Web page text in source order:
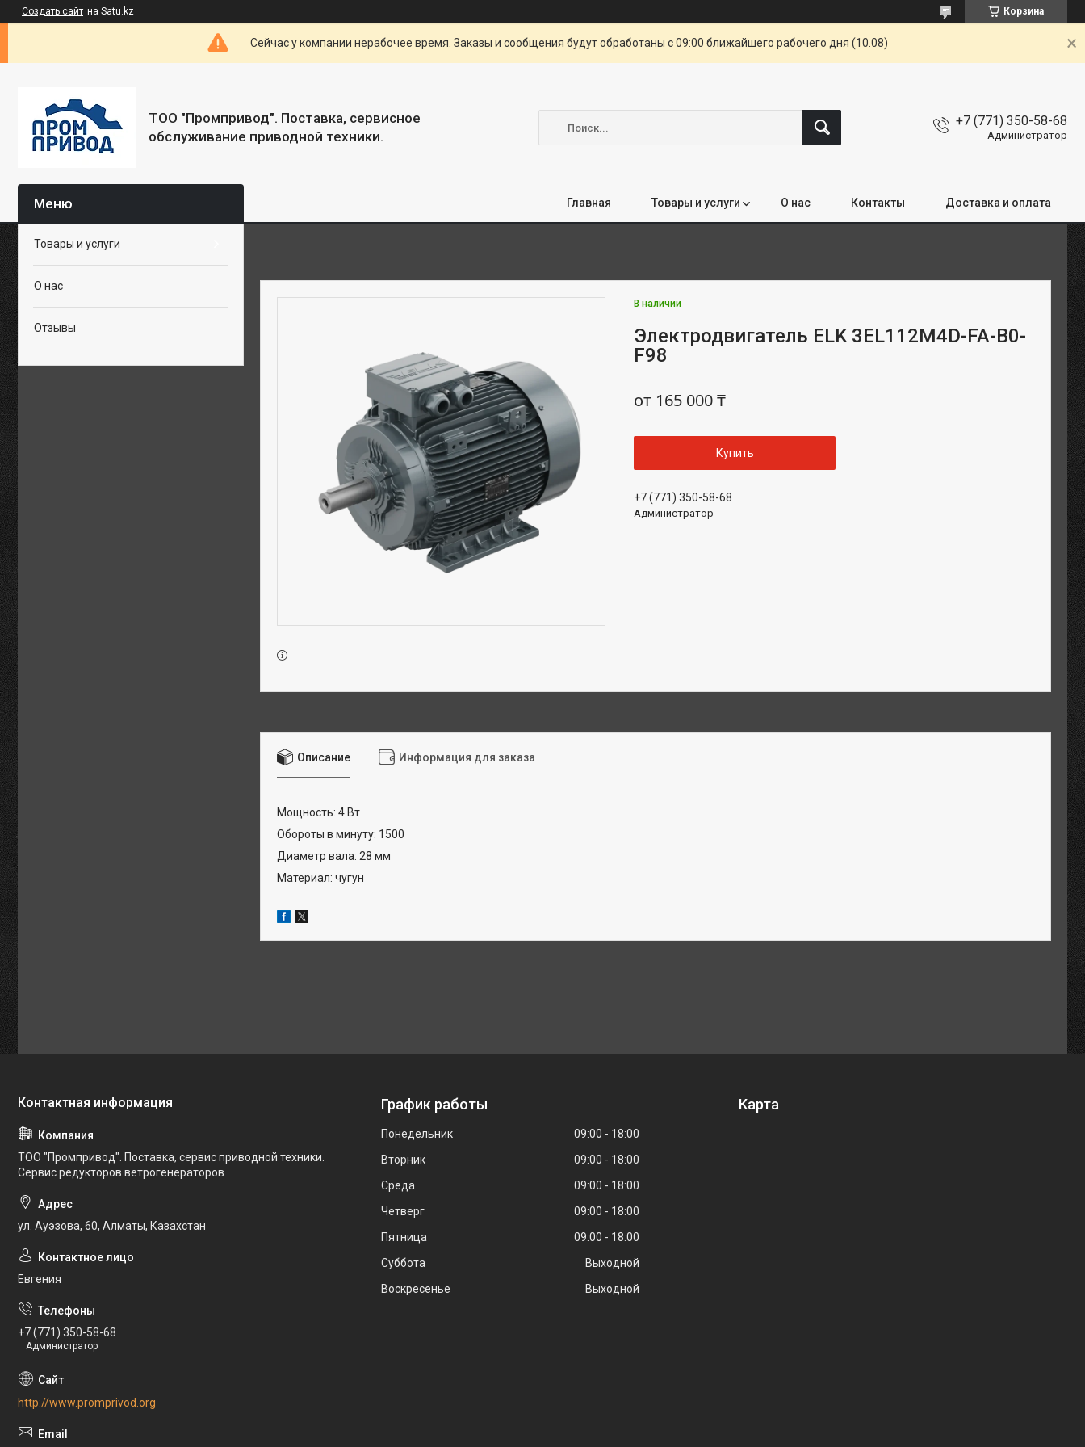
Создать сайт на Satu.kz Корзина
Сейчас у компании нерабочее время. Заказы и сообщения будут обработаны с 09:00 ближайшего рабочего дня (10.08)
ТОО "Промпривод". Поставка, сервисное
обслуживание приводной техники.
+7 (771) 350-58-68
Администратор
Главная Товары и услуги О нас Контакты Доставка и оплата
В наличии
Электродвигатель ELK 3EL112M4D-FA-B0-
F98
от 165 000 ₸
Купить
+7 (771) 350-58-68
Администратор
Описание Информация для заказа
Мощность: 4 Вт
Обороты в минуту: 1500
Диаметр вала: 28 мм
Материал: чугун
Товары и услуги
О нас
Отзывы
ТОО "Промпривод". Поставка, сервис приводной техники.
Сервис редукторов ветрогенераторов
ул. Ауэзова, 60, Алматы, Казахстан
Евгения
+7 (771) 350-58-68
Администратор
http://www.promprivod.org
График работы
Понедельник 09:00
18:00
Вторник
09:00
18:00
Среда
09:00
18:00
Четверг
09:00
18:00
Пятница
09:00
18:00
Суббота
Выходной
Воскресенье
Выходной
Карта